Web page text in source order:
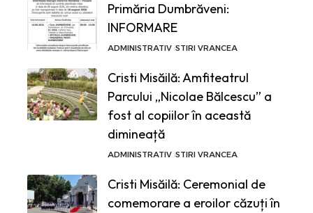
Primăria Dumbrăveni:
INFORMARE
ADMINISTRATIV STIRI VRANCEA
Cristi Misăilă: Amfiteatrul
Parcului „Nicolae Bălcescu” a
fost al copiilor în această
dimineață
ADMINISTRATIV STIRI VRANCEA
Cristi Misăilă: Ceremonial de
comemorare a eroilor căzuți în